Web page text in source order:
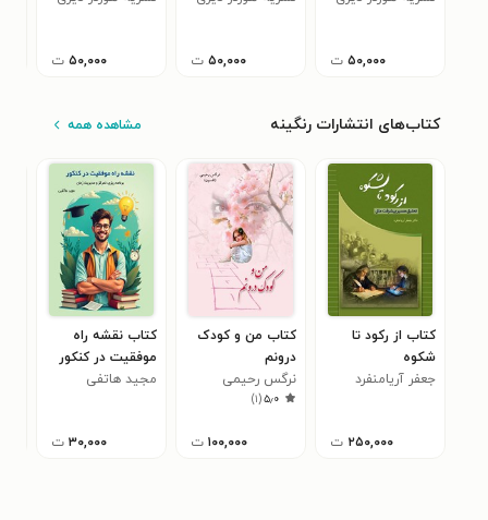
۵۰,۰۰۰ ت ۵۰,۰۰۰ ت ۵۰,۰۰۰ ت
کتاب‌های انتشارات رنگینه مشاهده همه
کتاب از رکود تا
شکوه
جعفر آریامنفرد
۲۵۰,۰۰۰ ت
کتاب من و کودک
درونم
نرگس رحیمی
(افسون)
۵٫۰(۱)
۱۰۰,۰۰۰ ت
کتاب نقشه راه
موفقیت در کنکور
مجید هاتفی
۳۰,۰۰۰ ت